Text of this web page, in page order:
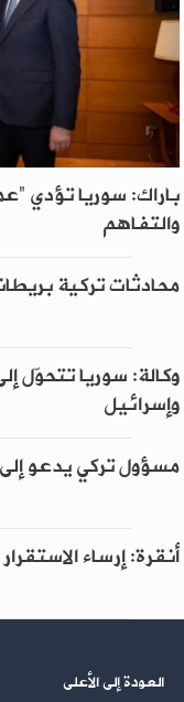
باراك: سوريا تؤدي
والتفاهم
محادثات تركية
وكالة: سوريا تتحوّل
وإسرائيل
مسؤول تركي يدعو
أنقرة: إرساء
العودة إلى الأعلى